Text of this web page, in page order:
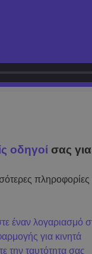
οδηγοί σας
έναν
για κινητά
την ταυτότητα σας